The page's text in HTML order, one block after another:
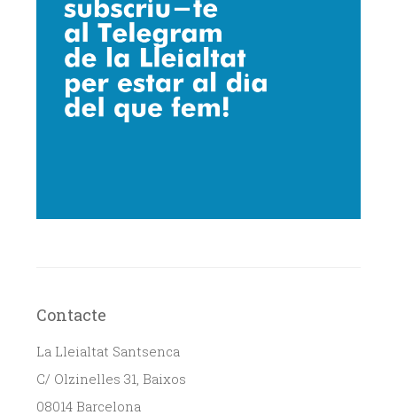
Contacte
La Lleialtat Santsenca
C/ Olzinelles 31, Baixos
08014 Barcelona